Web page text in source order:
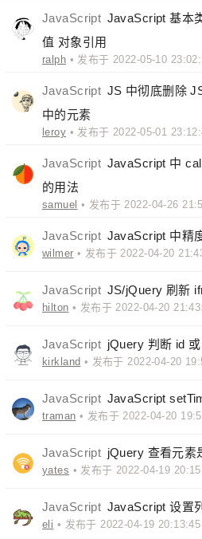
JavaScript JavaScript 基本
值 对象引用
ralph • 发布于 2022-05-10
JavaScript JS 中彻底删除
中的元素
leroy • 发布于 2022-05-01
JavaScript JavaScript 中
的用法
samuel • 发布于 2022-04-26
JavaScript JavaScript 中精
wilmer • 发布于 2022-04-20
JavaScript JS/jQuery 刷新
hilton • 发布于 2022-04-20
JavaScript jQuery 判断 id
kirkland • 发布于 2022-04-20
JavaScript JavaScript
traman • 发布于 2022-04-20
JavaScript jQuery 查看元素
yates • 发布于 2022-04-19
JavaScript JavaScript 设置
eli • 发布于 2022-04-19 20:13:45